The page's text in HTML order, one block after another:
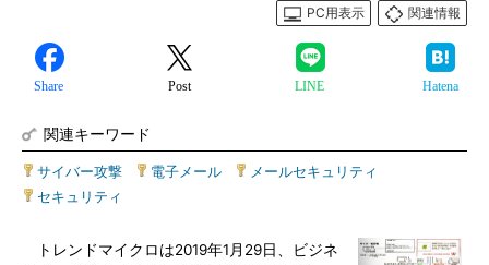
PC用表示
関連情報
Share Post LINE Hatena
関連キーワード
サイバー攻撃 電子メール メールセキュリティ
セキュリティ
トレンドマイクロは2019年1月29日、ビジネ